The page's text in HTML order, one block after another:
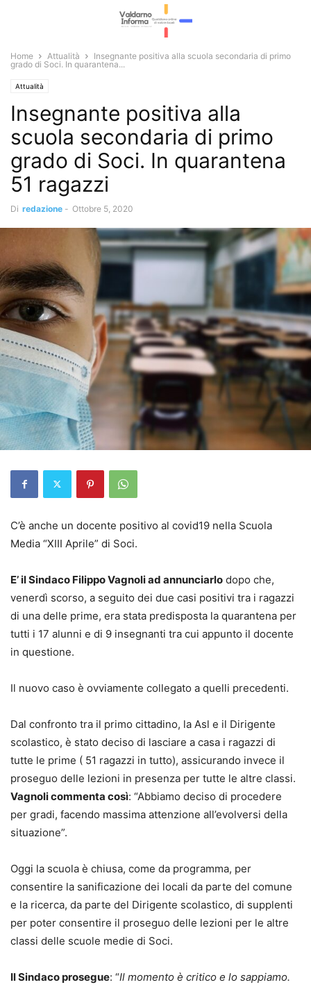
Home Attualità
Insegnante positiva alla scuola secondaria di primo
grado di Soci. In quarantena...
Attualità
Insegnante positiva alla
scuola secondaria di primo
grado di Soci. In quarantena
51 ragazzi
Di redazione - Ottobre 5, 2020
C’è anche un docente positivo al covid19 nella Scuola
Media “XIII Aprile” di Soci.
E’ il Sindaco Filippo Vagnoli ad annunciarlo dopo che,
venerdì scorso, a seguito dei due casi positivi tra i ragazzi
di una delle prime, era stata predisposta la quarantena per
tutti i 17 alunni e di 9 insegnanti tra cui appunto il docente
in questione.
Il nuovo caso è ovviamente collegato a quelli precedenti.
Dal confronto tra il primo cittadino, la Asl e il Dirigente
scolastico, è stato deciso di lasciare a casa i ragazzi di
tutte le prime ( 51 ragazzi in tutto), assicurando invece il
proseguo delle lezioni in presenza per tutte le altre classi.
Vagnoli commenta così: “Abbiamo deciso di procedere
per gradi, facendo massima attenzione all’evolversi della
situazione”.
Oggi la scuola è chiusa, come da programma, per
consentire la sanificazione dei locali da parte del comune
e la ricerca, da parte del Dirigente scolastico, di supplenti
per poter consentire il proseguo delle lezioni per le altre
classi delle scuole medie di Soci.
Il Sindaco prosegue: “Il momento è critico e lo sappiamo.